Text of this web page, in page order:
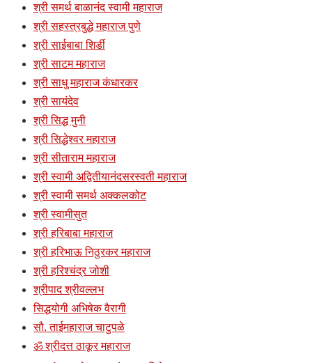
श्री समर्थ बाळानंद स्वामी महाराज
श्री सहस्त्रबुद्धे महाराज पुणे
श्री साईबाबा शिर्डी
श्री साटम महाराज
श्री साधु महाराज कंधारकर
श्री सायंदेव
श्री सिद्ध मुनी
श्री सिद्धेश्वर महाराज
श्री सीताराम महाराज
श्री स्वामी अद्वितीयानंदसरस्वती महाराज
श्री स्वामी समर्थ अक्कलकोट
श्री स्वामीसुत
श्री हरिबाबा महाराज
श्री हरिभाऊ निठुरकर महाराज
श्री हरिश्चंद्र जोशी
श्रीपाद श्रीवल्लभ
सिद्धयोगी अभिषेक वैरागी
सौ. ताईमहाराज चाटुपळे
ॐ श्रीदत्त ठाकूर महाराज